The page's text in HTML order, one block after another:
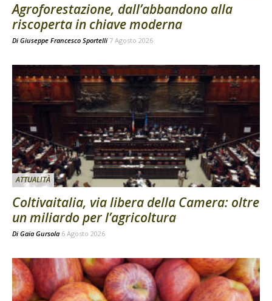
Agroforestazione, dall’abbandono alla
riscoperta in chiave moderna
Di Giuseppe Francesco Sportelli 7 Agosto 2026
ATTUALITÀ
Coltivaitalia, via libera della Camera: oltre
un miliardo per l’agricoltura
Di Gaia Gursola 6 Agosto 2026